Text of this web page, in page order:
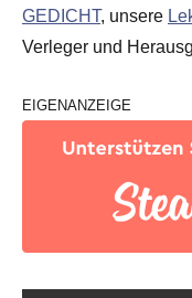
GEDICHT, unsere
Verleger und
EIGENANZEIGE